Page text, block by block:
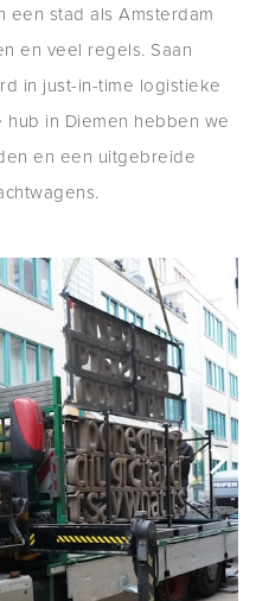
een stad als Amsterdam
en veel regels. Saan
in just-in-time logistieke
in Diemen hebben we
en een uitgebreide